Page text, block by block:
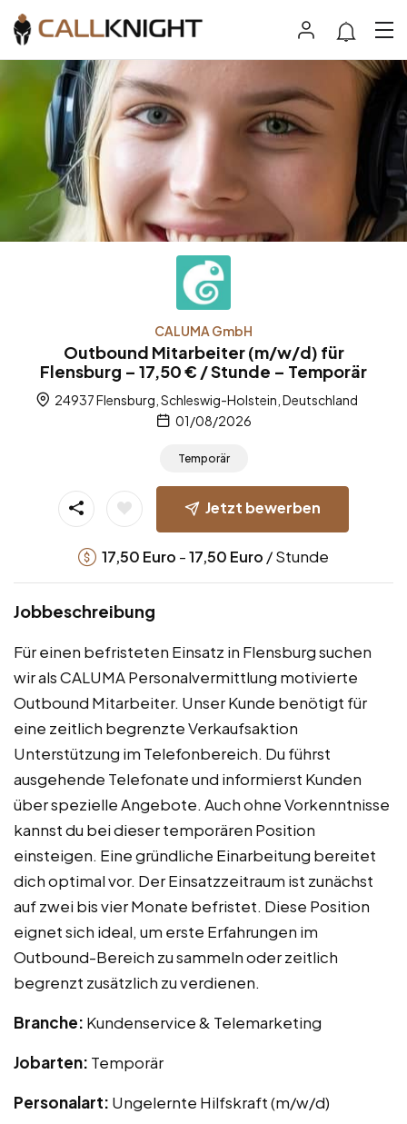
CALUMA GmbH
Outbound Mitarbeiter (m/w/d) für
Flensburg – 17,50 € / Stunde – Temporär
24937 Flensburg, Schleswig-Holstein, Deutschland
01/08/2026
Temporär
Jetzt bewerben
17,50 Euro -17,50 Euro / Stunde
Jobbeschreibung
Für einen befristeten Einsatz in Flensburg suchen
wir als CALUMA Personalvermittlung motivierte
Outbound Mitarbeiter. Unser Kunde benötigt für
eine zeitlich begrenzte Verkaufsaktion
Unterstützung im Telefonbereich. Du führst
ausgehende Telefonate und informierst Kunden
über spezielle Angebote. Auch ohne Vorkenntnisse
kannst du bei dieser temporären Position
einsteigen. Eine gründliche Einarbeitung bereitet
dich optimal vor. Der Einsatzzeitraum ist zunächst
auf zwei bis vier Monate befristet. Diese Position
eignet sich ideal, um erste Erfahrungen im
Outbound-Bereich zu sammeln oder zeitlich
begrenzt zusätzlich zu verdienen.
Branche: Kundenservice & Telemarketing
Jobarten: Temporär
Personalart: Ungelernte Hilfskraft (m/w/d)